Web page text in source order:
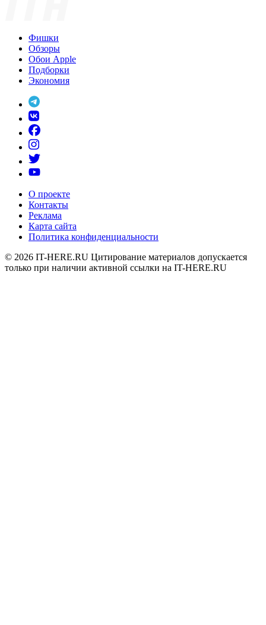
Фишки
Обзоры
Обои Apple
Подборки
Экономия
О проекте
Контакты
Реклама
Карта сайта
Политика конфиденциальности
© 2026 IT-HERE.RU Цитирование материалов допускается
только при наличии активной ссылки на IT-HERE.RU